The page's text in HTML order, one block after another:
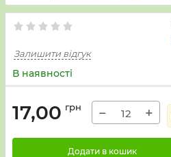
Залишити відгук
В наявності
17,00 грн − +
Додати в кошик